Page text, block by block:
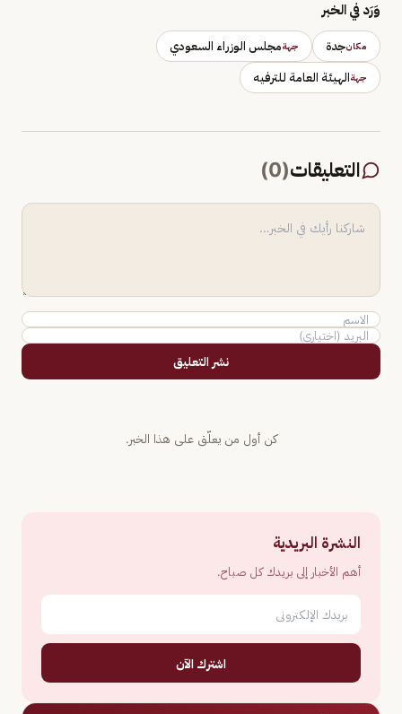
وَرَد في الخبر
مكانجدة جهةمجلس الوزراء السعودي
جهةالهيئة العامة للترفيه
التعليقات(
0
)
نشر التعليق
كن أول من يعلّق على هذا الخبر.
النشرة البريدية
أهم الأخبار إلى بريدك كل صباح.
اشترك الآن